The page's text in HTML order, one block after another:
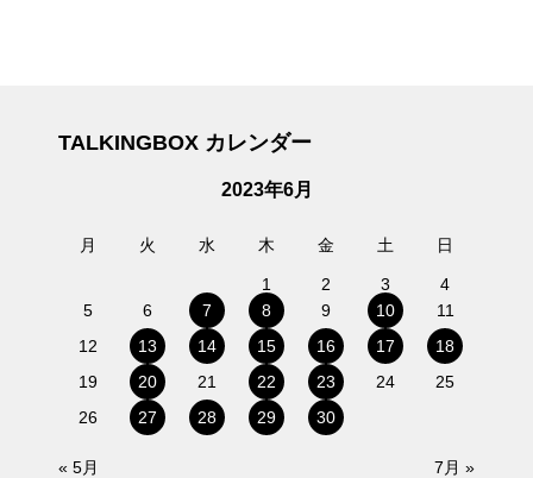
TALKINGBOX カレンダー
2023年6月
月 火 水 木 金 土 日
1 2 3
4
5
6 7 8 9 10
11
12
13 14 15 16 17
18
19
20 21 22 23 24
25
26
27 28 29 30
« 5月 7月 »